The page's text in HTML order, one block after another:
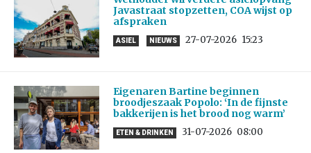
Javastraat stopzetten, COA wijst op
afspraken
ASIEL NIEUWS 27-07-2026 15:23
Eigenaren Bartine beginnen
broodjeszaak Popolo: ‘In de fijnste
bakkerijen is het brood nog warm’
ETEN & DRINKEN 31-07-2026 08:00